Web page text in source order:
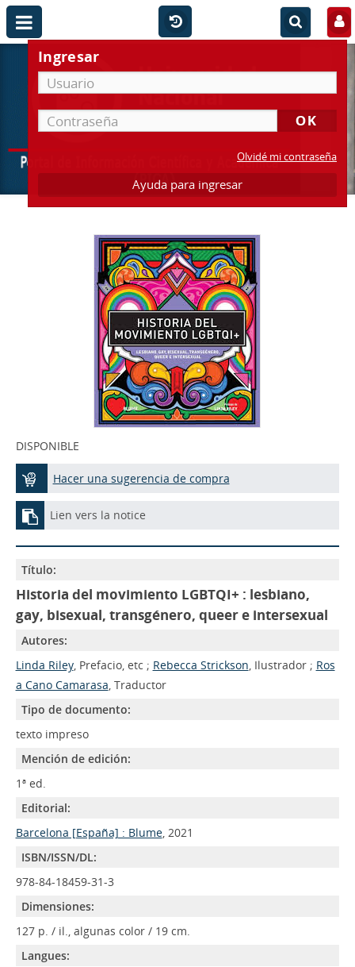
Ingresar
Olvidé mi contraseña
Ayuda para ingresar
DISPONIBLE
Hacer una sugerencia de compra
Lien vers la notice
Título:
Historia del movimiento LGBTQI+ : lesbiano,
gay, bisexual, transgénero, queer e intersexual
Autores:
Linda Riley, Prefacio, etc ; Rebecca Strickson, Ilustrador ; Ros
a Cano Camarasa, Traductor
Tipo de documento:
texto impreso
Mención de edición:
1ª ed.
Editorial:
Barcelona [España] : Blume, 2021
ISBN/ISSN/DL:
978-84-18459-31-3
Dimensiones:
127 p. / il., algunas color / 19 cm.
Langues: